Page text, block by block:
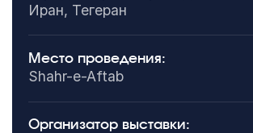
Иран, Тегеран
Место проведения:
Shahr-e-Aftab
Организатор выставки: